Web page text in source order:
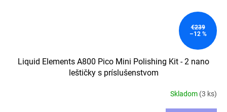
€239
–12 %
Liquid Elements A800 Pico Mini Polishing Kit - 2 nano
leštičky s príslušenstvom
Skladom (3 ks)